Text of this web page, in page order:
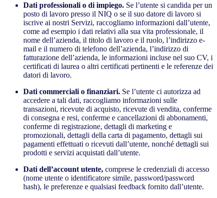
Dati professionali o di impiego. Se l’utente si candida per un
posto di lavoro presso il NIQ o se il suo datore di lavoro si
iscrive ai nostri Servizi, raccogliamo informazioni dall’utente,
come ad esempio i dati relativi alla sua vita professionale, il
nome dell’azienda, il titolo di lavoro e il ruolo, l’indirizzo e-
mail e il numero di telefono dell’azienda, l’indirizzo di
fatturazione dell’azienda, le informazioni incluse nel suo CV, i
certificati di laurea o altri certificati pertinenti e le referenze dei
datori di lavoro.
Dati commerciali o finanziari. Se l’utente ci autorizza ad
accedere a tali dati, raccogliamo informazioni sulle
transazioni, ricevute di acquisto, ricevute di vendita, conferme
di consegna e resi, conferme e cancellazioni di abbonamenti,
conferme di registrazione, dettagli di marketing e
promozionali, dettagli della carta di pagamento, dettagli sui
pagamenti effettuati o ricevuti dall’utente, nonché dettagli sui
prodotti e servizi acquistati dall’utente.
Dati dell’account utente, comprese le credenziali di accesso
(nome utente o identificatore simile, password/password
hash), le preferenze e qualsiasi feedback fornito dall’utente.